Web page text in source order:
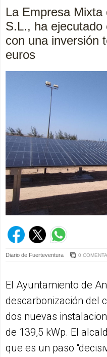
La Empresa Mixta
S.L., ha
con una inversión
euros
Diario de Fuerteventura 0
El Ayuntamiento de
descarbonización del
dos nuevas
de 139,5 kWp. El
que es un paso